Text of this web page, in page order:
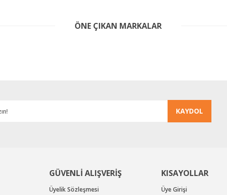
Bu ürüne ilk yorumu siz yapın!
Gönder
ÖNE ÇIKAN MARKALAR
KAYDOL
GÜVENLİ ALIŞVERİŞ
Üyelik Sözleşmesi
KISAYOLLAR
Üye Girişi